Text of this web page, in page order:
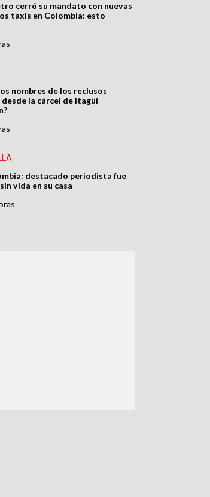
cerró su mandato con nuevas
taxis en Colombia: esto
nombres de los reclusos
la cárcel de Itagüí
destacado periodista fue
vida en su casa